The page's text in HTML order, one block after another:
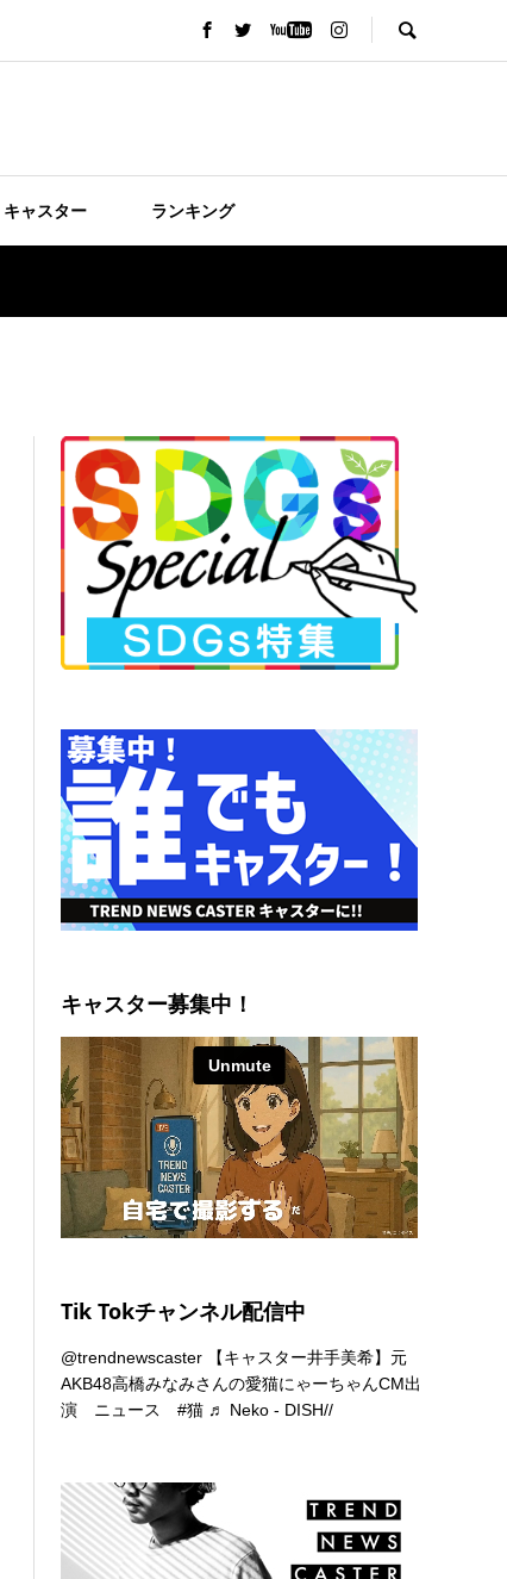
キャスター ランキング
キャスター募集中！
Tik Tokチャンネル配信中
@trendnewscaster 【キャスター井手美希】元
AKB48高橋みなみさんの愛猫にゃーちゃんCM出
演 ニュース#猫 ♬ Neko - DISH//